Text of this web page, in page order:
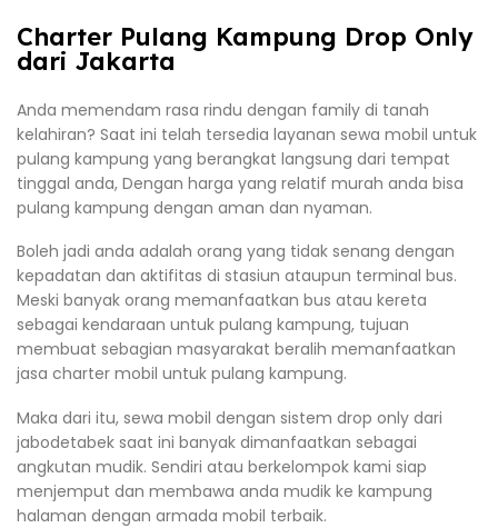
Charter Pulang Kampung Drop Only
dari Jakarta
Anda memendam rasa rindu dengan family di tanah
kelahiran? Saat ini telah tersedia layanan sewa mobil untuk
pulang kampung yang berangkat langsung dari tempat
tinggal anda, Dengan harga yang relatif murah anda bisa
pulang kampung dengan aman dan nyaman.
Boleh jadi anda adalah orang yang tidak senang dengan
kepadatan dan aktifitas di stasiun ataupun terminal bus.
Meski banyak orang memanfaatkan bus atau kereta
sebagai kendaraan untuk pulang kampung, tujuan
membuat sebagian masyarakat beralih memanfaatkan
jasa charter mobil untuk pulang kampung.
Maka dari itu, sewa mobil dengan sistem drop only dari
jabodetabek saat ini banyak dimanfaatkan sebagai
angkutan mudik. Sendiri atau berkelompok kami siap
menjemput dan membawa anda mudik ke kampung
halaman dengan armada mobil terbaik.